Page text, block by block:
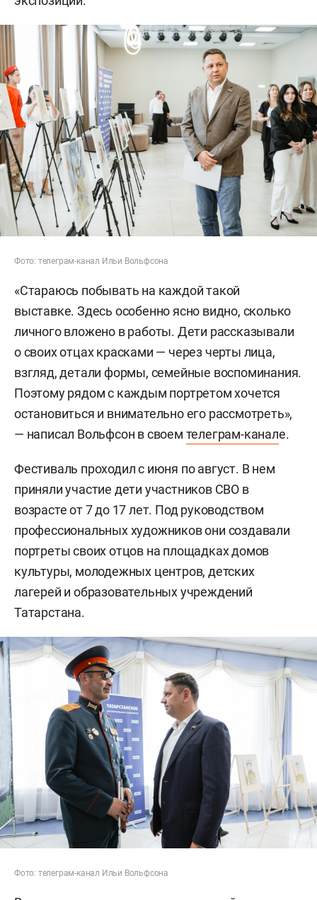
Фото: телеграм-канал Ильи Вольфсона
«Стараюсь побывать на каждой такой
выставке. Здесь особенно ясно видно, сколько
личного вложено в работы. Дети рассказывали
о своих отцах красками — через черты лица,
взгляд, детали формы, семейные воспоминания.
Поэтому рядом с каждым портретом хочется
остановиться и внимательно его рассмотреть»,
— написал Вольфсон в своем телеграм-канале.
Фестиваль проходил с июня по август. В нем
приняли участие дети участников СВО в
возрасте от 7 до 17 лет. Под руководством
профессиональных художников они создавали
портреты своих отцов на площадках домов
культуры, молодежных центров, детских
лагерей и образовательных учреждений
Татарстана.
Фото: телеграм-канал Ильи Вольфсона